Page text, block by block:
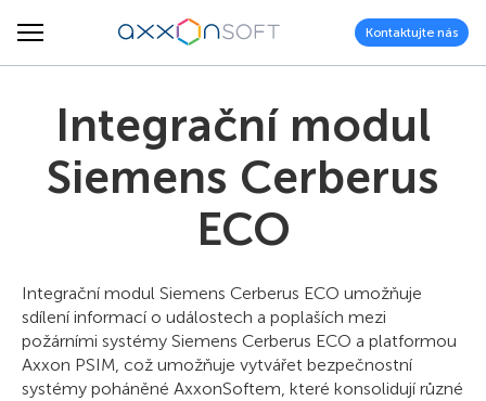
Kontaktujte nás
Integrační modul
Siemens Cerberus
ECO
Integrační modul Siemens Cerberus ECO umožňuje
sdílení informací o událostech a poplaších mezi
požárními systémy Siemens Cerberus ECO a platformou
Axxon PSIM, což umožňuje vytvářet bezpečnostní
systémy poháněné AxxonSoftem, které konsolidují různé